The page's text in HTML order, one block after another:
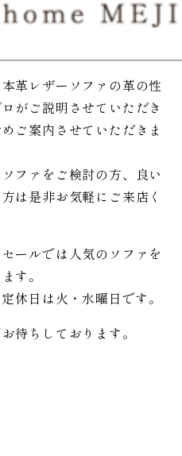
革レザーソファの革の性
がご説明させていただき
ご案内させていただきま
ファをご検討の方、良い
は是非お気軽にご来店く
ールでは人気のソファを
す。
休日は火・水曜日です。
待ちしております。